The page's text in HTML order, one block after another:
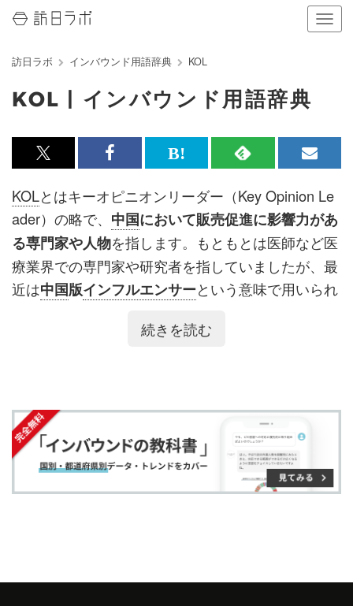
ナ
ビ
切
り
替
え
る
訪日ラボ インバウンド用語辞典 KOL
KOL | インバウンド用語辞典
x<br>
で
記
事
を
シ
Facebook<br>
で
記
事
を
シ
は
て
な
ブ
ッ
ク
ー
追
加
RSS
で
記
事
を
購
メ
ル
マ
ガ
登
録
KOLとはキーオピニオンリーダー（Key Opinion Le
ader）の略で、 中国において販売促進に影響力があ
る専門家や人物を指します。もともとは医師など医
療業界での専門家や研究者を指していましたが、最
近は中国版インフルエンサーという意味で用いられ
す。また、中国人は企業の宣伝や広告よりも口コミ
を信用する傾向にあり、KOLからの高い商品訴求力
により消費者の購買意欲を高めています。
訪日外国人の集客にKOLを活用したプロモーション
詳しくはこちら
続きを読む